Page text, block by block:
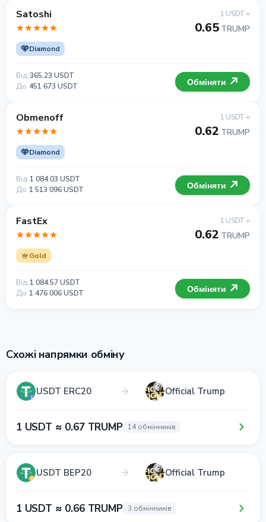
Satoshi
Diamond
1 USDT =
0.65 TRUMP
Від 365.23 USDT
До 451 673 USDT Обміняти
Obmenoff
Diamond
1 USDT =
0.62 TRUMP
Від 1 084.03 USDT
До 1 513 096 USDT Обміняти
FastEx
Gold
1 USDT =
0.62 TRUMP
Від 1 084.57 USDT
До 1 476 006 USDT Обміняти
Схожі напрямки обміну
USDT ERC20 Official Trump
1 USDT ≈ 0.67 TRUMP 14 обмінників
USDT BEP20 Official Trump
1 USDT ≈ 0.66 TRUMP 3 обмінників